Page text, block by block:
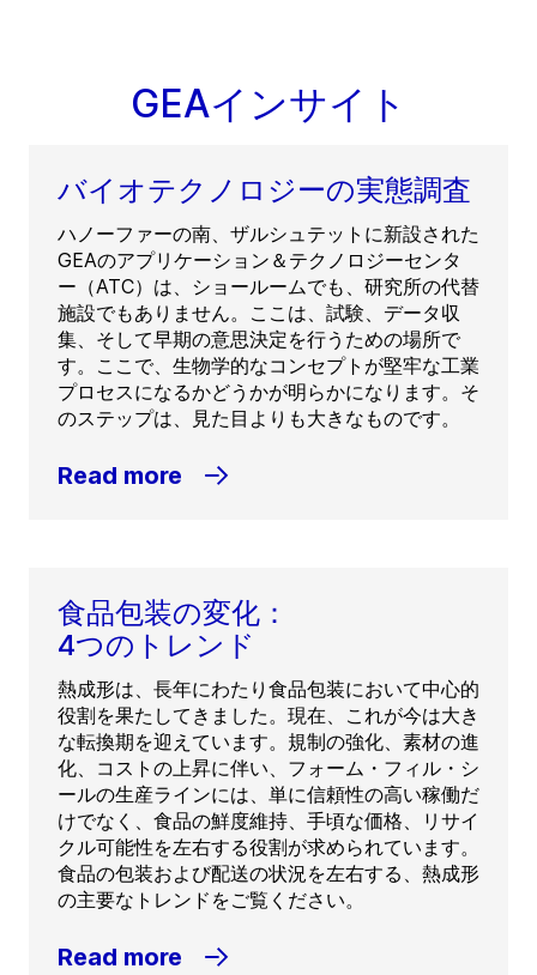
GEAインサイト
バイオテクノロジーの実態調査
ハノーファーの南、ザルシュテットに新設された
GEAのアプリケーション＆テクノロジーセンタ
ー（ATC）は、ショールームでも、研究所の代替
施設でもありません。ここは、試験、データ収
集、そして早期の意思決定を行うための場所で
す。ここで、生物学的なコンセプトが堅牢な工業
プロセスになるかどうかが明らかになります。そ
のステップは、見た目よりも大きなものです。
Read more
食品包装の変化：
4つのトレンド
熱成形は、長年にわたり食品包装において中心的
役割を果たしてきました。現在、これが今は大き
な転換期を迎えています。規制の強化、素材の進
化、コストの上昇に伴い、フォーム・フィル・シ
ールの生産ラインには、単に信頼性の高い稼働だ
けでなく、食品の鮮度維持、手頃な価格、リサイ
クル可能性を左右する役割が求められています。
食品の包装および配送の状況を左右する、熱成形
の主要なトレンドをご覧ください。
Read more